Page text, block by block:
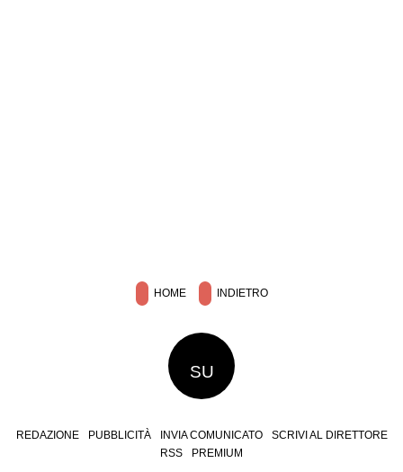
HOME INDIETRO
SU
REDAZIONE PUBBLICITÀ INVIA COMUNICATO
SCRIVI AL DIRETTORE
RSS
PREMIUM